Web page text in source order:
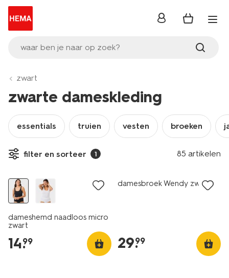
waar ben je naar op zoek?
inloggen
zwart
zwarte dameskleding
essentials truien vesten broeken
filter en sorteer 1 85 artikelen
30% korting
dameshemd naadloos micro
zwart
14.
99
damesbroek Wendy zwart
29.
99